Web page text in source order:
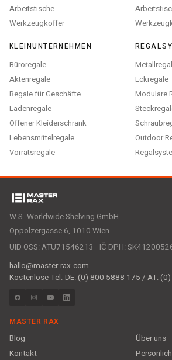
Arbeitstische
Werkzeugkoffer
KLEINUNTERNEHMEN
Büroregale
Aktenregale
Regale für Geschäfte
Ladenregale
Offener Kleiderschrank
Lebensmittelregale
Vorratsregale
Eckregale
Modulare
Outdoor
W.S. Worldwide Shelving GmbH
Oppolzergasse 6, 1010 Wien
UID OSS: ATU71546213 · IČ DPH:
hallo@master-rax.com
Kostenlose Tel. DE: (0) 800 5888 175 / AT:
MASTER RAX
Blog
Über uns
Kontakt